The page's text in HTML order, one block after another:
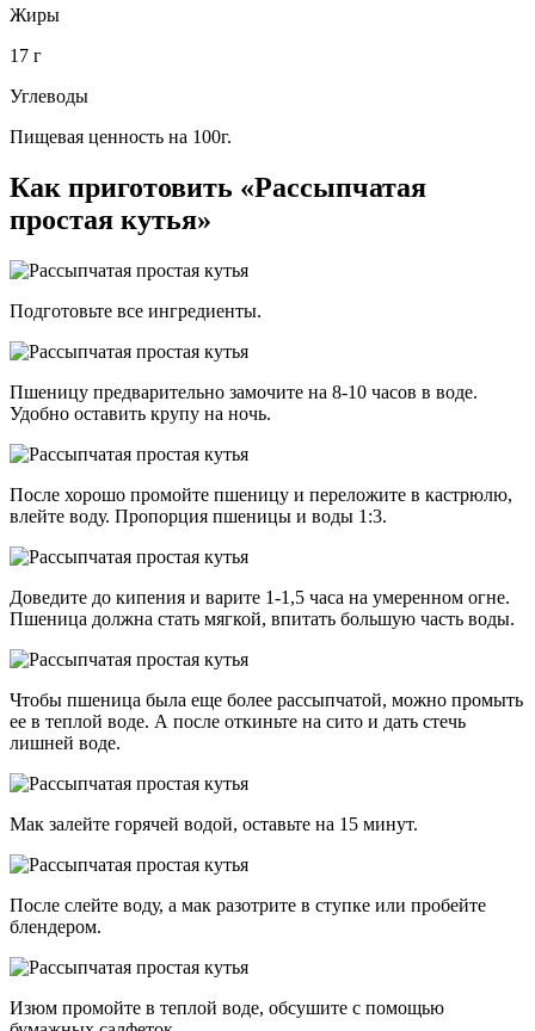
Жиры
17 г
Углеводы
Пищевая ценность на 100г.
Как приготовить «Рассыпчатая
простая кутья»
Подготовьте все ингредиенты.
Пшеницу предварительно замочите на 8-10 часов в воде.
Удобно оставить крупу на ночь.
После хорошо промойте пшеницу и переложите в кастрюлю,
влейте воду. Пропорция пшеницы и воды 1:3.
Доведите до кипения и варите 1-1,5 часа на умеренном огне.
Пшеница должна стать мягкой, впитать большую часть воды.
Чтобы пшеница была еще более рассыпчатой, можно промыть
ее в теплой воде. А после откиньте на сито и дать стечь
лишней воде.
Мак залейте горячей водой, оставьте на 15 минут.
После слейте воду, а мак разотрите в ступке или пробейте
блендером.
Изюм промойте в теплой воде, обсушите с помощью